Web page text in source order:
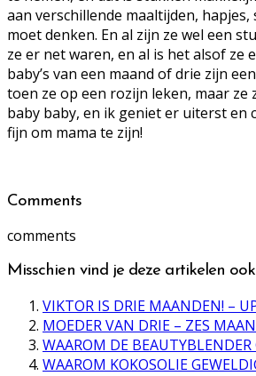
aan verschillende maaltijden, hapjes,
moet denken. En al zijn ze wel een
ze er net waren, en al is het alsof ze
baby’s van een maand of drie zijn
toen ze op een rozijn leken, maar ze
baby baby, en ik geniet er uiterst en
fijn om mama te zijn!
Comments
comments
Misschien vind je deze artikelen
VIKTOR IS DRIE MAANDEN! –
MOEDER VAN DRIE – ZES
WAAROM DE BEAUTYBLENDER
WAAROM KOKOSOLIE